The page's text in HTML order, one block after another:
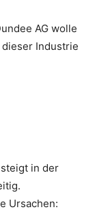
AG wolle
Industrie
in der
Ursachen: